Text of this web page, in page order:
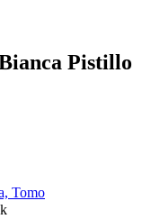
Pistillo
Tomo